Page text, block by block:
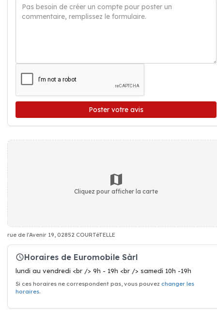
Poster votre avis
Cliquez pour afficher la carte
rue de l'Avenir 19, 02852 COURTéTELLE
Horaires de Euromobile Sàrl
lundi au vendredi <br /> 9h - 19h <br /> samedi 10h -19h
Si ces horaires ne correspondent pas, vous pouvez changer les
horaires.